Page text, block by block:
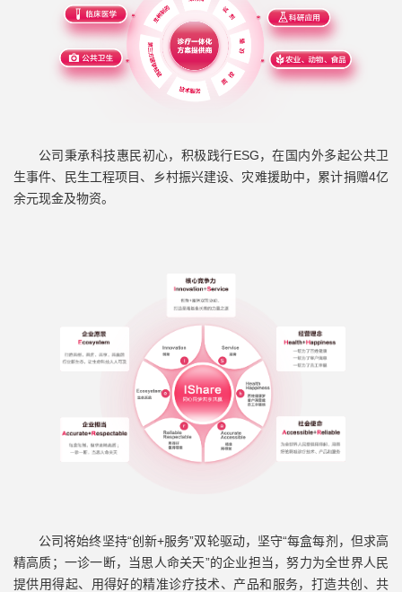
公司秉承科技惠民初心，积极践行ESG，在国内外多起公共卫
生事件、民生工程项目、乡村振兴建设、灾难援助中，累计捐赠4亿
余元现金及物资。
公司将始终坚持“创新+服务”双轮驱动，坚守“每盒每剂，但求高
精高质；一诊一断，当思人命关天”的企业担当，努力为全世界人民
提供用得起、用得好的精准诊疗技术、产品和服务，打造共创、共